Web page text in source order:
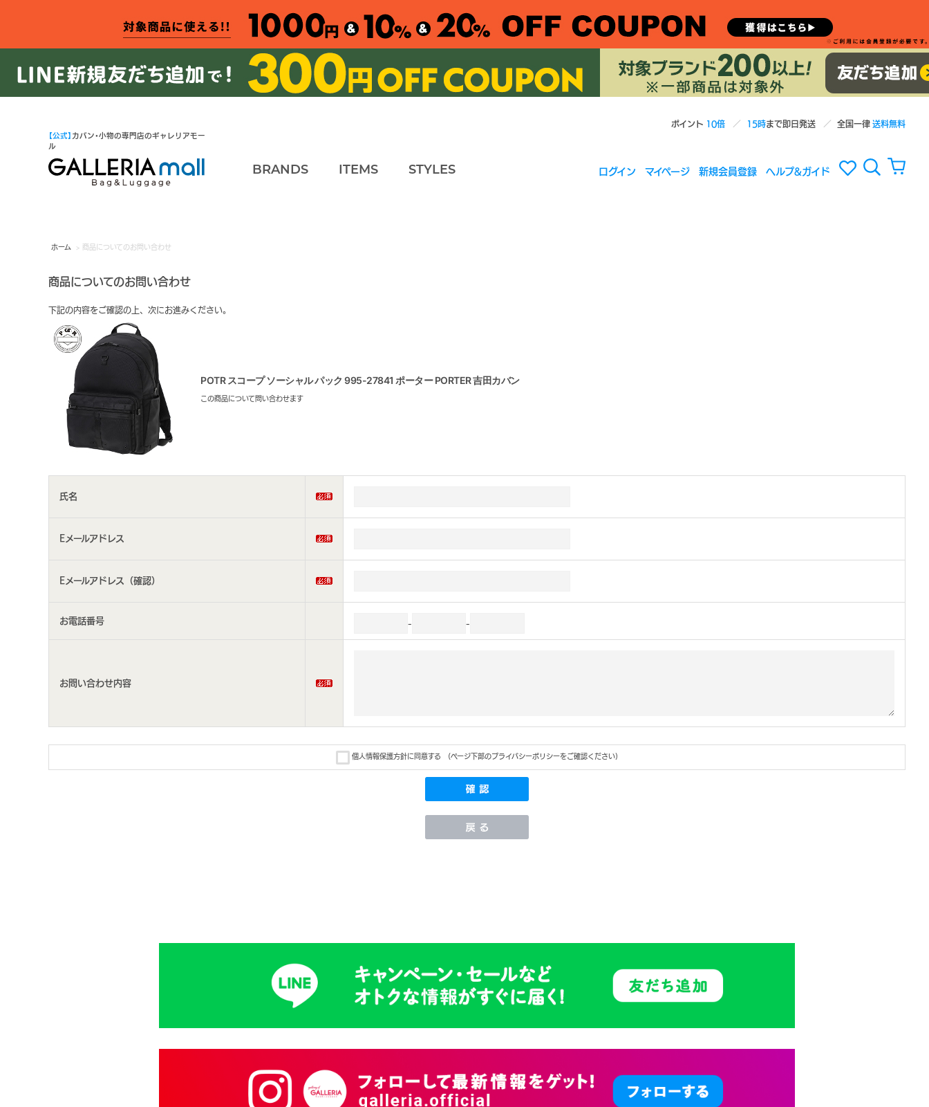
ポイント 10倍 15時まで即日発送 全国一律送料無料
【公式】 カバン・小物の専門店のギャレリアモー
ル
BRANDS ITEMS STYLES ログイン マイページ 新規会員登録 ヘルプ&ガイド
ホーム > 商品についてのお問い合わせ
商品についてのお問い合わせ
下記の内容をご確認の上、次にお進みください。
POTR スコープ ソーシャル パック 995-27841 ポーター PORTER 吉田カバン
この商品について問い合わせます
氏名
Eメールアドレス
Eメールアドレス（確認）
お電話番号 - -
お問い合わせ内容
個人情報保護方針に同意する (ページ下部のプライバシーポリシーをご確認ください)